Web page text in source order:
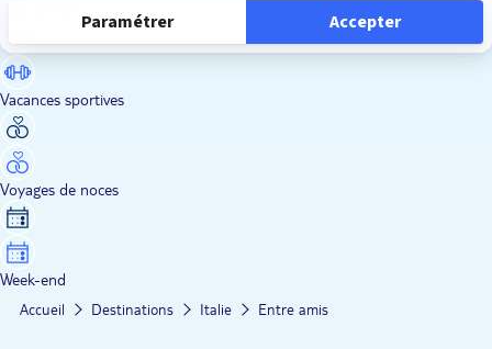
Vacances sportives
Voyages de noces
Week-end
Accueil Destinations Italie Entre amis